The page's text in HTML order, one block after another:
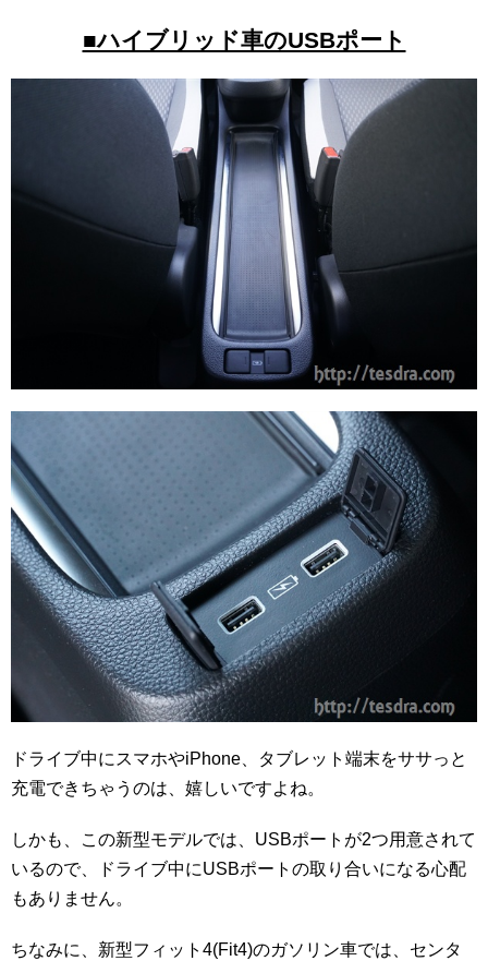
■ハイブリッド車のUSBポート
ドライブ中にスマホやiPhone、タブレット端末をササっと
充電できちゃうのは、嬉しいですよね。
しかも、この新型モデルでは、USBポートが2つ用意されて
いるので、ドライブ中にUSBポートの取り合いになる心配
もありません。
ちなみに、新型フィット4(Fit4)のガソリン車では、センタ